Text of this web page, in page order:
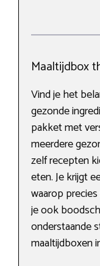
Maaltijdbox
Vind je het
gezonde
pakket met
meerdere
zelf recepten
eten. Je krijgt
waarop
je ook
onderstaande
maaltijdboxen